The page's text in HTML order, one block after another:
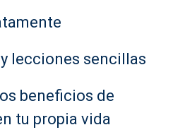
lecciones sencillas
beneficios de
tu propia vida